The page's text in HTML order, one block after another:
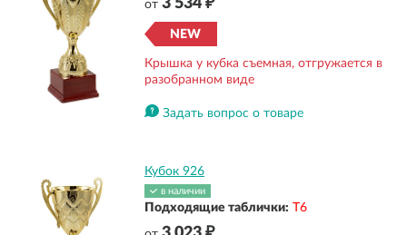
от3 534 ₽
NEW
Крышка у кубка съемная, отгружается в
разобранном виде
Задать вопрос о товаре
Кубок 926
в наличии
Подходящие таблички: Т6